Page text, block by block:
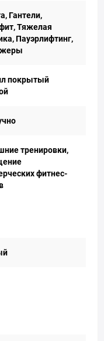
Гантели,
Тяжелая
Пауэрлифтинг,
покрытый
тренировки,
фитнес-